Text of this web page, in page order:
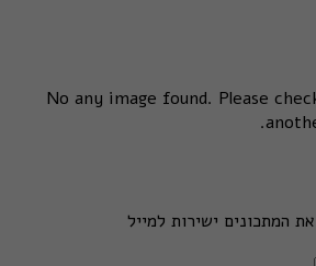
No any image found. Please
המתכונים ישירות למייל